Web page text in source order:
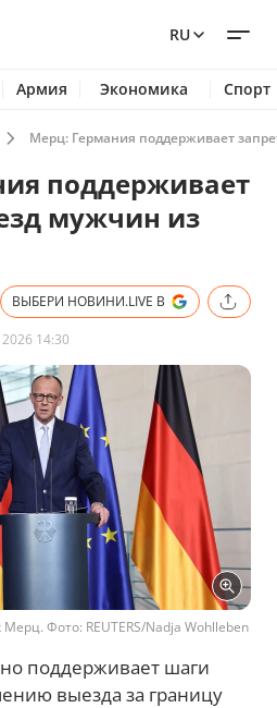
RU
Армия Экономика Спорт
Мерц: Германия поддерживает
поддерживает
мужчин из
ВЫБЕРИ НОВИНИ.LIVE В
14:30
Фото: REUTERS/Nadja Wohlleben
поддерживает шаги
выезда за границу